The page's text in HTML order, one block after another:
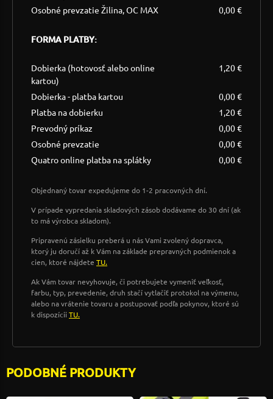
Osobné prevzatie Žilina, OC MAX
0,00 €
FORMA PLATBY:
Dobierka (hotovosť alebo online
kartou)
1,20 €
Dobierka - platba kartou
0,00 €
Platba na dobierku
1,20 €
Prevodný príkaz
0,00 €
Osobné prevzatie
0,00 €
Quatro online platba na splátky
0,00 €
Objednaný tovar expedujeme do 1-2 pracovných dní.
V prípade vypredania skladových zásob dodávame do 30 dní (ak
to má výrobca skladom).
Pripravenú zásielku preberá u nás Vami zvolený dopravca,
ktorý ju doručí až k Vám na základe prepravných podmienok a
cien, ktoré nájdete TU.
Ak Vám tovar nevyhovuje, či potrebujete vymeniť veľkosť,
farbu, typ, prevedenie, druh stačí vytlačiť protokol na výmenu,
alebo na vrátenie tovaru a postupovať podľa pokynov, ktoré sú
k dispozícii TU.
PODOBNÉ PRODUKTY